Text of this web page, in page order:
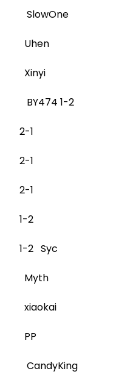
SlowOne
Uhen
Xinyi
BY474 1-2
2-1
2-1
2-1
1-2
1-2 Syc
Myth
xiaokai
PP
CandyKing